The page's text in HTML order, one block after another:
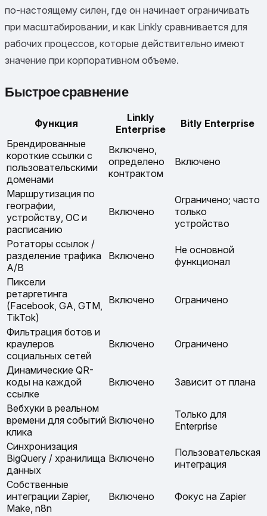
по-настоящему силен, где он начинает ограничивать
при масштабировании, и как Linkly сравнивается для
рабочих процессов, которые действительно имеют
значение при корпоративном объеме.
Быстрое сравнение
Функция
Linkly
Enterprise
Bitly Enterprise
Брендированные
короткие ссылки с
пользовательскими
доменами
Включено,
определено
контрактом
Включено
Маршрутизация по
географии,
устройству, ОС и
расписанию
Включено
Ограничено; часто
только
устройство
Ротаторы ссылок /
разделение трафика
A/B
Включено
Не основной
функционал
Пиксели
ретаргетинга
(Facebook, GA, GTM,
TikTok)
Включено Ограничено
Фильтрация ботов и
краулеров
социальных сетей
Включено Ограничено
Динамические QR-
коды на каждой
ссылке
Включено Зависит от плана
Вебхуки в реальном
времени для событий
клика
Включено
Только для
Enterprise
Синхронизация
BigQuery / хранилища
данных
Включено
Пользовательская
интеграция
Собственные
интеграции Zapier,
Make, n8n
Включено Фокус на Zapier